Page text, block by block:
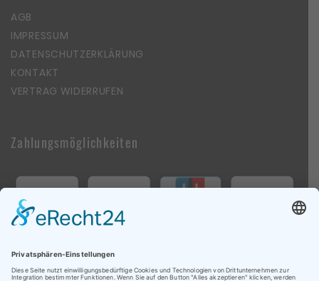
AGB
IMPRESSUM
DATENSCHUTZERKLÄRUNG
KONTAKT
VERTRAG WIDERRUFEN
Zahlungsmöglichkeiten